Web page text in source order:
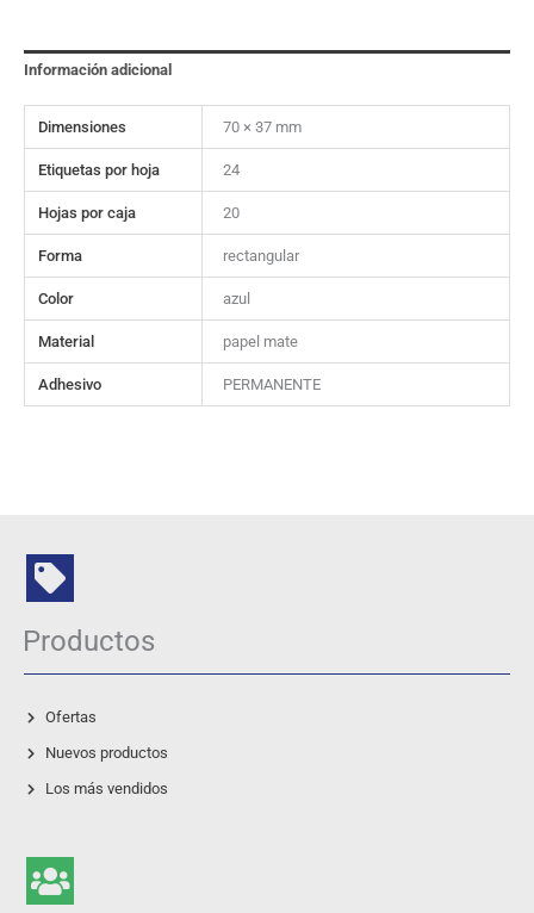
Información adicional
Dimensiones 70 × 37 mm
Etiquetas por hoja 24
Hojas por caja 20
Forma rectangular
Color azul
Material papel mate
Adhesivo PERMANENTE
Productos
Ofertas
Nuevos productos
Los más vendidos